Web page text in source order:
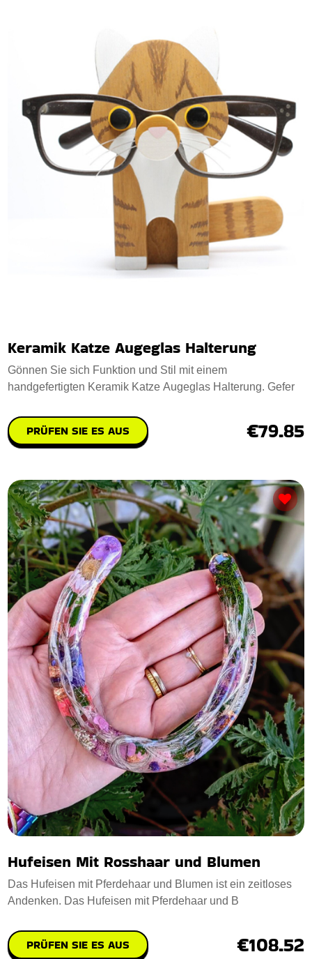
Keramik Katze Augeglas Halterung
Gönnen Sie sich Funktion und Stil mit einem
handgefertigten Keramik Katze Augeglas Halterung. Gefer
PRÜFEN SIE ES AUS €79.85
Hufeisen Mit Rosshaar und Blumen
Das Hufeisen mit Pferdehaar und Blumen ist ein zeitloses
Andenken. Das Hufeisen mit Pferdehaar und B
PRÜFEN SIE ES AUS €108.52